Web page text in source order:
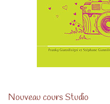
Nouveau cours Studio